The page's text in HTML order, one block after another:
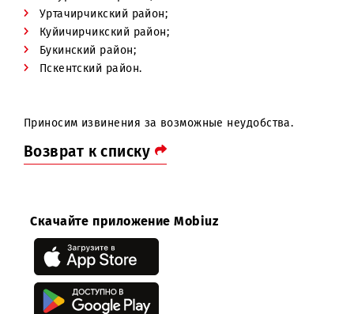
Зангиатинский район;
Чиназский район;
Аккурганский район;
Уртачирчикский район;
Возврат к списку
Скачайте приложение Mobiuz